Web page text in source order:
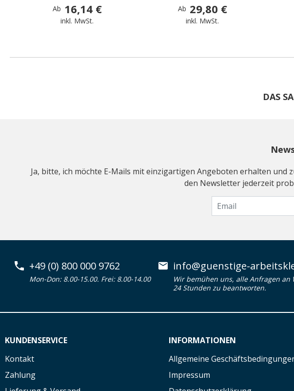
Ab 16,14 €
inkl. MwSt.
Ab 29,80 €
inkl. MwSt.
DAS
Ja, bitte, ich möchte E-Mails mit einzigartigen Angeboten erhalten
den Newsletter jederzeit
+49 (0) 800 000 9762
Mon-Don: 8.00-15.00. Frei: 8.00-14.00
info@guenstige-
Wir bemühen uns, alle Anfragen an
24 Stunden zu beantworten.
KUNDENSERVICE
Kontakt
Zahlung
INFORMATIONEN
Allgemeine
Impressum